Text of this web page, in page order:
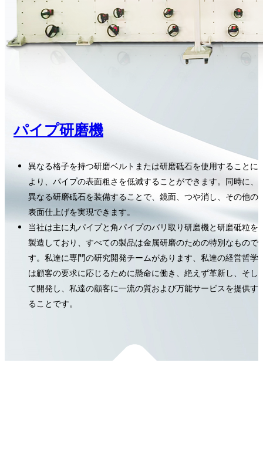
パイプ研磨機
異なる格子を持つ研磨ベルトまたは研磨砥石を使用することに
より、パイプの表面粗さを低減することができます。同時に、
異なる研磨砥石を装備することで、鏡面、つや消し、その他の
表面仕上げを実現できます。
当社は主に丸パイプと角パイプのバリ取り研磨機と研磨砥粒を
製造しており、すべての製品は金属研磨のための特別なもので
す。私達に専門の研究開発チームがあります、私達の経営哲学
は顧客の要求に応じるために懸命に働き、絶えず革新し、そし
て開発し、私達の顧客に一流の質および万能サービスを提供す
ることです。